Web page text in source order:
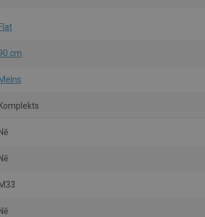
Flat
cm
Melns
Komplekts
Nē
Nē
M33
Nē